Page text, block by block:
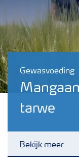
Gewasvoeding
tarwe
Bekijk meer